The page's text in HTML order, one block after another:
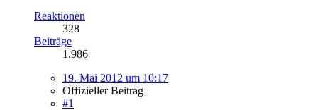
Reaktionen
328
Beiträge
1.986
19. Mai 2012 um 10:17
Offizieller Beitrag
#1